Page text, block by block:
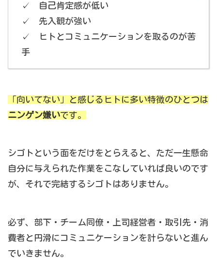
✓ 自己肯定感が低い
✓ 先入観が強い
✓ ヒトとコミュニケーションを取るのが苦
手
「向いてない」と感じるヒトに多い特徴のひとつは
ニンゲン嫌いです。
シゴトという面をだけをとらえると、ただ一生懸命
自分に与えられた作業をこなしていれば良いのです
が、それで完結するシゴトはありません。
必ず、部下・チーム同僚・上司経営者・取引先・消
費者と円滑にコミュニケーションを計らないと進ん
でいきません。